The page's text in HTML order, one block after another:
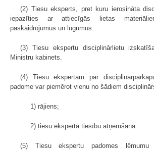
(2) Tiesu eksperts, pret kuru ierosināta
iepazīties ar attiecīgās lietas
paskaidrojumus un lūgumus.
(3) Tiesu ekspertu disciplinārlietu
Ministru kabinets.
(4) Tiesu ekspertam par
padome var piemērot vienu no šādiem
1) rājiens;
2) tiesu eksperta tiesību atņemšana.
(5) Tiesu ekspertu padomes lēmumu